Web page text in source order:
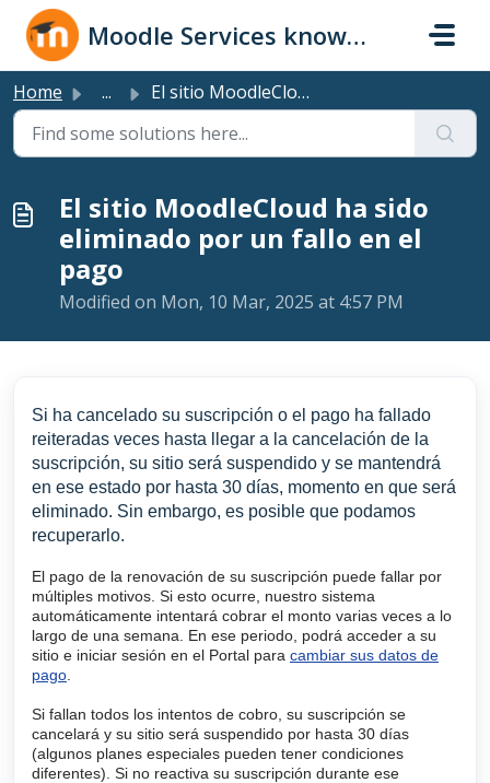
Skip to main content
Moodle Services knowledge base
Home ... El sitio MoodleCloud ha sido eliminado por un fallo en el...
El sitio MoodleCloud ha sido
eliminado por un fallo en el
pago
Modified on Mon, 10 Mar, 2025 at 4:57 PM
Si ha cancelado su suscripción o el pago ha fallado
reiteradas veces hasta llegar a la cancelación de la
suscripción, su sitio será suspendido y se mantendrá
en ese estado por hasta 30 días, momento en que será
eliminado. Sin embargo, es posible que podamos
recuperarlo.
El pago de la renovación de su suscripción puede fallar por
múltiples motivos. Si esto ocurre, nuestro sistema
automáticamente intentará cobrar el monto varias veces a lo
largo de una semana. En ese periodo, podrá acceder a su
sitio e iniciar sesión en el Portal para cambiar sus datos de
pago
Si fallan todos los intentos de cobro, su suscripción se
cancelará y su sitio será suspendido por hasta 30 días
(algunos planes especiales pueden tener condiciones
diferentes). Si no reactiva su suscripción durante ese